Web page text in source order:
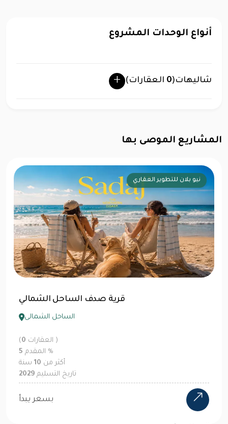
أنواع الوحدات المشروع
شاليهات(
0
المشاريع الموصى بها
ليبرتي للتطوير العقاري
ات ليبرتي سيدي عبد الرحمن
الساحل الشمالى
( 0
العقارات )
المقدم10
%
أكثر من12 سنة
تاريخ التسليم 2030
بسعر يبدأ